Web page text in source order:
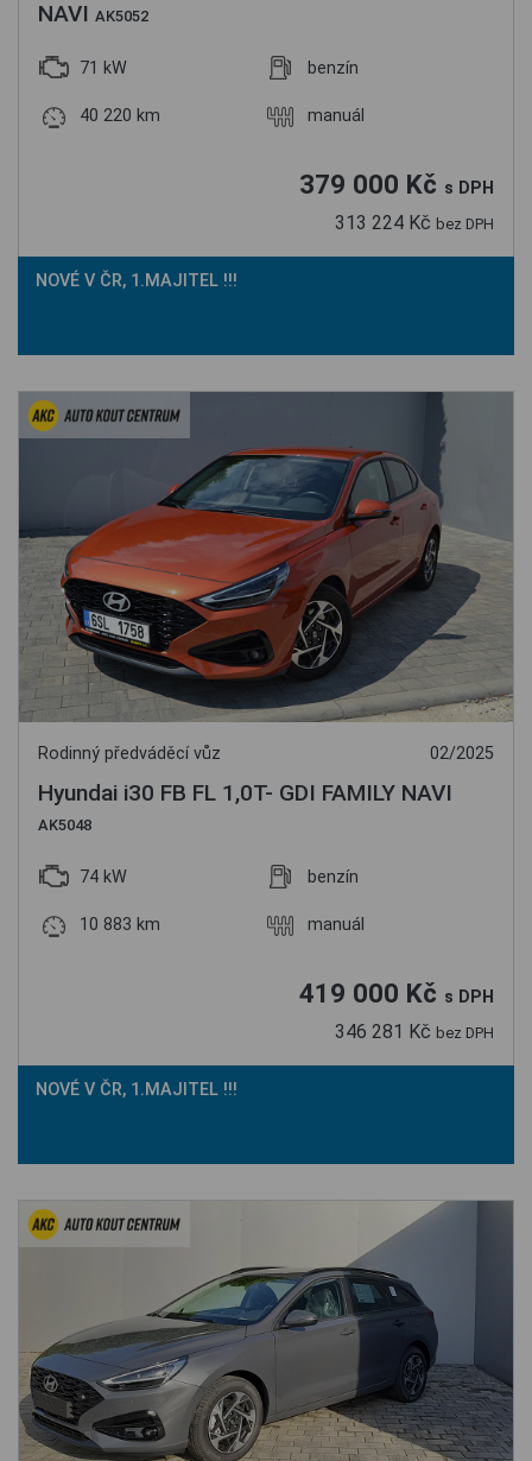
NAVI AK5052
71 kW benzín
40 220 km manuál
379 000 Kč s DPH
313 224 Kč bez DPH
NOVÉ V ČR, 1.MAJITEL !!!
Rodinný předváděcí vůz 02/2025
Hyundai i30 FB FL 1,0T- GDI FAMILY NAVI
AK5048
74 kW benzín
10 883 km manuál
419 000 Kč s DPH
346 281 Kč bez DPH
NOVÉ V ČR, 1.MAJITEL !!!